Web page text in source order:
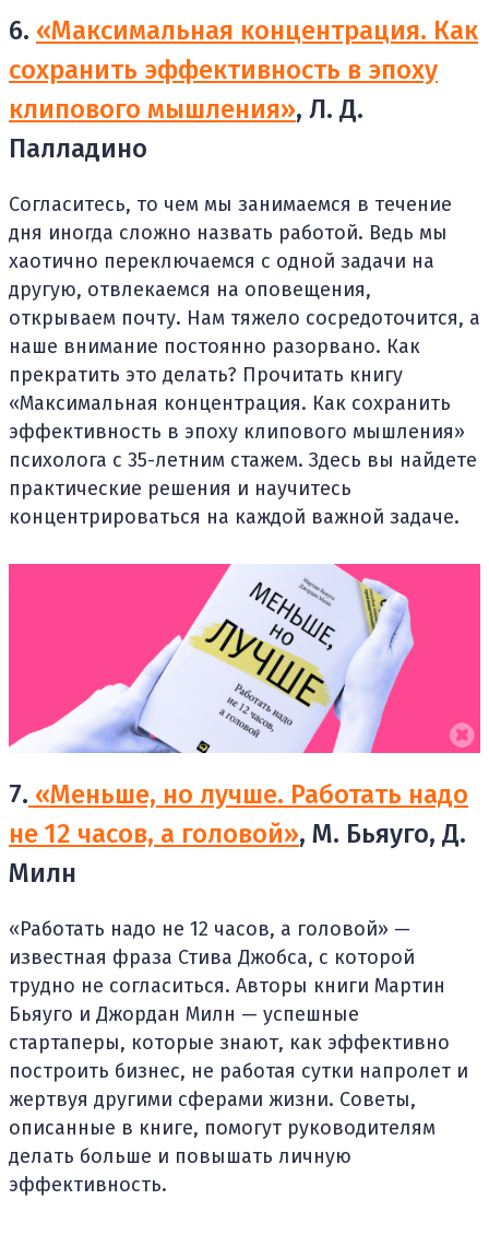
6. «Максимальная концентрация. Как
сохранить эффективность в эпоху
клипового мышления», Л. Д.
Палладино
Согласитесь, то чем мы занимаемся в течение
дня иногда сложно назвать работой. Ведь мы
хаотично переключаемся с одной задачи на
другую, отвлекаемся на оповещения,
открываем почту. Нам тяжело сосредоточится, а
наше внимание постоянно разорвано. Как
прекратить это делать? Прочитать книгу
«Максимальная концентрация. Как сохранить
эффективность в эпоху клипового мышления»
психолога с 35-летним стажем. Здесь вы найдете
практические решения и научитесь
концентрироваться на каждой важной задаче.
7. «Меньше, но лучше. Работать надо
не 12 часов, а головой», М. Бьяуго, Д.
Милн
«Работать надо не 12 часов, а головой» —
известная фраза Стива Джобса, с которой
трудно не согласиться. Авторы книги Мартин
Бьяуго и Джордан Милн — успешные
стартаперы, которые знают, как эффективно
построить бизнес, не работая сутки напролет и
жертвуя другими сферами жизни. Советы,
описанные в книге, помогут руководителям
делать больше и повышать личную
эффективность.